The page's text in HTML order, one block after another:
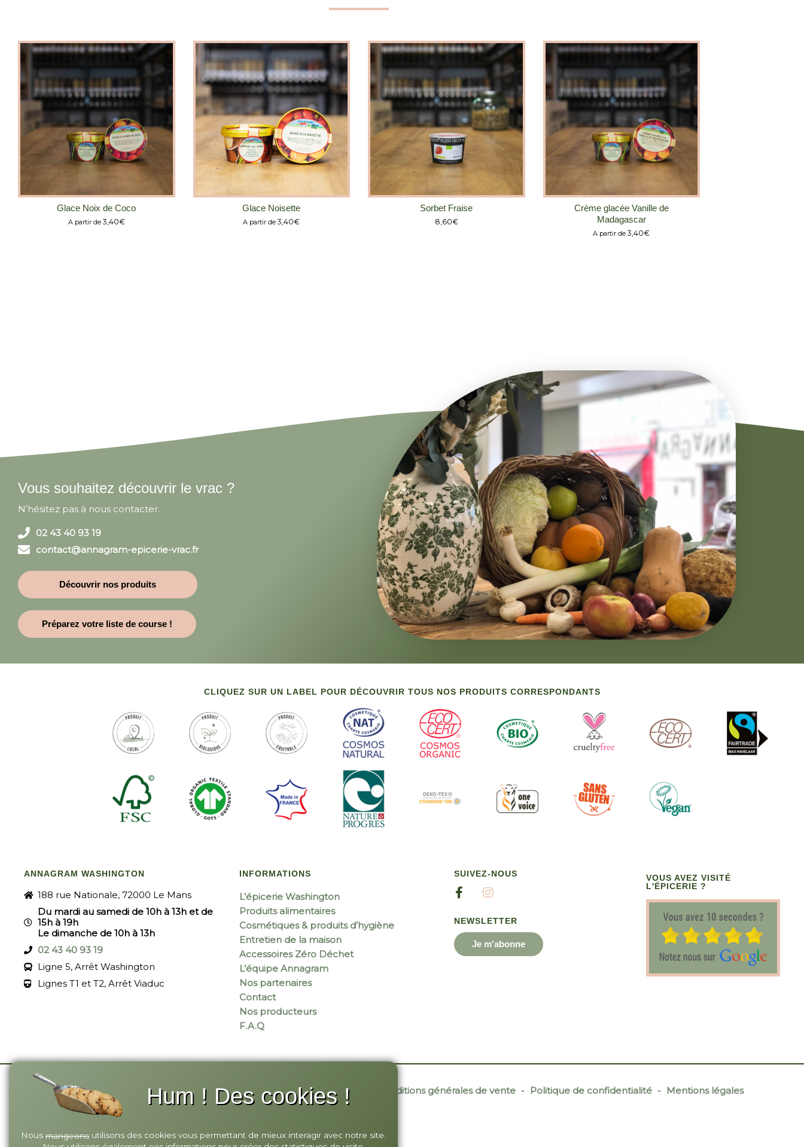
Glace Noix de Coco
A partir de 3,40€
Glace Noisette
A partir de 3,40€
Sorbet Fraise
8,60€
Crème glacée Vanille de
Madagascar
A partir de 3,40€
Vous souhaitez découvrir le vrac ?
N’hésitez pas à nous contacter.
02 43 40 93 19
contact@annagram-epicerie-vrac.fr
Découvrir nos produits
Préparez votre liste de course !
CLIQUEZ SUR UN LABEL POUR DÉCOUVRIR TOUS NOS PRODUITS CORRESPONDANTS
ANNAGRAM WASHINGTON
188 rue Nationale, 72000 Le Mans
Du mardi au samedi de 10h à 13h et de
15h à 19h
Le dimanche de 10h à 13h
02 43 40 93 19
Ligne 5, Arrêt Washington
Lignes T1 et T2, Arrêt Viaduc
INFORMATIONS
L’épicerie Washington
Produits alimentaires
Cosmétiques & produits d’hygiène
Entretien de la maison
Accessoires Zéro Déchet
L’équipe Annagram
Nos partenaires
Contact
Nos producteurs
F.A.Q
SUIVEZ-NOUS
NEWSLETTER
Je m'abonne
VOUS AVEZ VISITÉ
L'ÉPICERIE ?
© 2026 Annagram - Site réalisé par Monsieur Site Web - Contact Conditions générales de vente - Politique de confidentialité - Mentions légales
Hum ! Des cookies !
Nous mangeons utilisons des cookies vous permettant de mieux interagir avec notre site.